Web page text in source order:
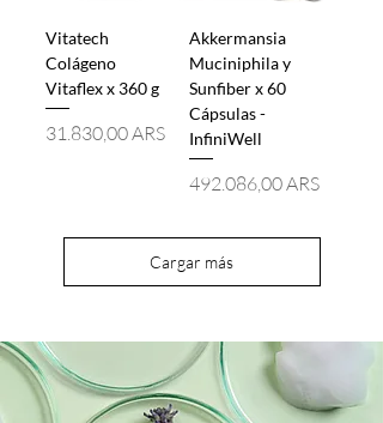
Vitatech
Colágeno
Vitaflex x 360 g
Precio
31.830,00 ARS
Akkermansia
Muciniphila y
Sunfiber x 60
Cápsulas -
InfiniWell
Precio
492.086,00 ARS
Cargar más